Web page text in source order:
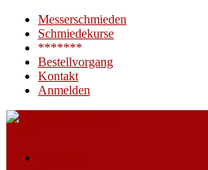
Messerschmieden
Schmiedekurse
*******
Bestellvorgang
Kontakt
Anmelden